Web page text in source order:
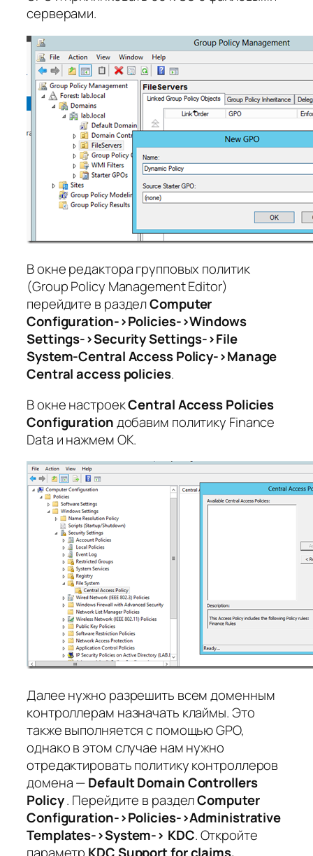
серверами.
В окне редактора групповых политик
(Group Policy Management Editor)
перейдите в разделComputer
Configuration->Policies->Windows
Settings->Security Settings->File
System-Central Access Policy->Manage
Central access policies.
В окне настроекCentral Access Policies
Configurationдобавим политику Finance
Data и нажмем OK.
Далее нужно разрешить всем доменным
контроллерам назначать клаймы. Это
также выполняется с помощью GPO,
однако в этом случае нам нужно
отредактировать политику контроллеров
домена —DefaultDomainControllers
Policy. Перейдите в разделComputer
Configuration->Policies->Administrative
Templates->System-> KDC. Откройте
параметр KDC Support for claims,